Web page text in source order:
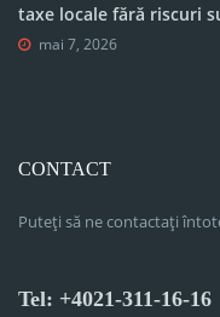
taxe locale fără riscuri
mai 7, 2026
CONTACT
Puteți să ne contactați
Tel: +4021-311-16-16